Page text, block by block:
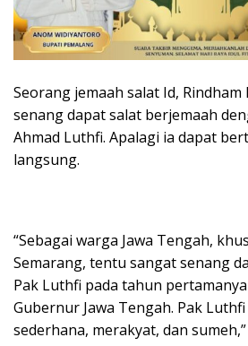
Seorang jemaah salat Id,
senang dapat salat berjemaah
Ahmad Luthfi. Apalagi ia dapat
langsung.
“Sebagai warga Jawa Tengah,
Semarang, tentu sangat senang
Pak Luthfi pada tahun
Gubernur Jawa Tengah. Pak
sederhana, merakyat, dan